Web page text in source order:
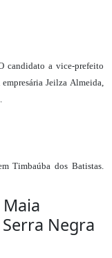
candidato a vice-prefeito
Jeilza Almeida,
Timbaúba dos Batistas.
Maia
Negra